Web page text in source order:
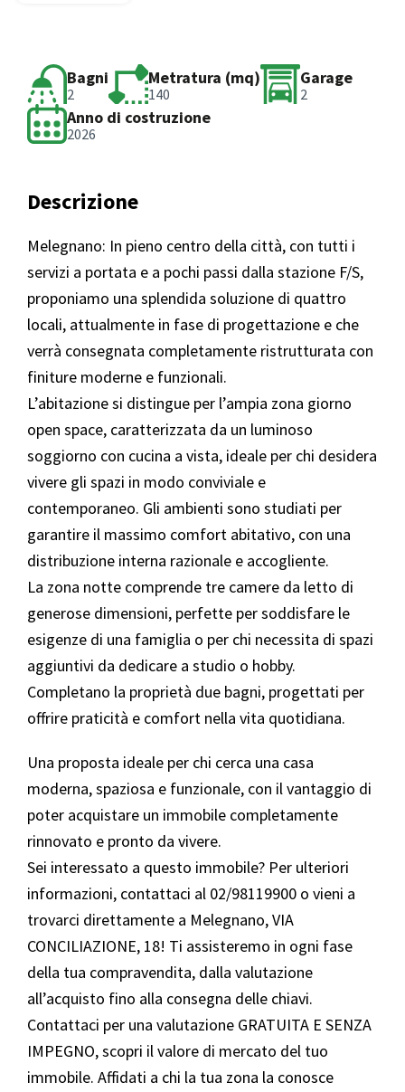
Bagni
2
Metratura (mq)
140
Garage
2
Anno di costruzione
2026
Descrizione
Melegnano: In pieno centro della città, con tutti i
servizi a portata e a pochi passi dalla stazione F/S,
proponiamo una splendida soluzione di quattro
locali, attualmente in fase di progettazione e che
verrà consegnata completamente ristrutturata con
finiture moderne e funzionali.
L’abitazione si distingue per l’ampia zona giorno
open space, caratterizzata da un luminoso
soggiorno con cucina a vista, ideale per chi desidera
vivere gli spazi in modo conviviale e
contemporaneo. Gli ambienti sono studiati per
garantire il massimo comfort abitativo, con una
distribuzione interna razionale e accogliente.
La zona notte comprende tre camere da letto di
generose dimensioni, perfette per soddisfare le
esigenze di una famiglia o per chi necessita di spazi
aggiuntivi da dedicare a studio o hobby.
Completano la proprietà due bagni, progettati per
offrire praticità e comfort nella vita quotidiana.
Una proposta ideale per chi cerca una casa
moderna, spaziosa e funzionale, con il vantaggio di
poter acquistare un immobile completamente
rinnovato e pronto da vivere.
Sei interessato a questo immobile? Per ulteriori
informazioni, contattaci al 02/98119900 o vieni a
trovarci direttamente a Melegnano, VIA
CONCILIAZIONE, 18! Ti assisteremo in ogni fase
della tua compravendita, dalla valutazione
all’acquisto fino alla consegna delle chiavi.
Contattaci per una valutazione GRATUITA E SENZA
IMPEGNO, scopri il valore di mercato del tuo
immobile. Affidati a chi la tua zona la conosce